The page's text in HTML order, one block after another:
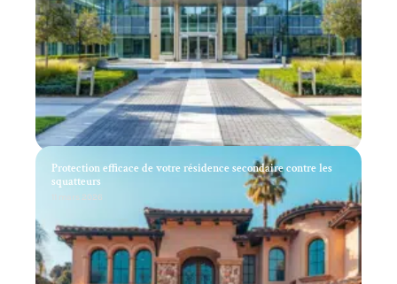
Protection efficace de votre résidence secondaire contre les
squatteurs
11 mars 2026